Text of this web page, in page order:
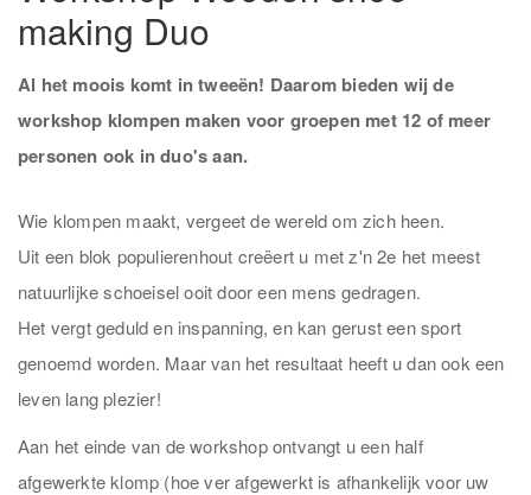
making Duo
Al het moois komt in tweeën! Daarom bieden wij de
workshop klompen maken voor groepen met 12 of meer
personen ook in duo's aan.
Wie klompen maakt, vergeet de wereld om zich heen.
Uit een blok populierenhout creëert u met z'n 2e het meest
natuurlijke schoeisel ooit door een mens gedragen.
Het vergt geduld en inspanning, en kan gerust een sport
genoemd worden. Maar van het resultaat heeft u dan ook een
leven lang plezier!
Aan het einde van de workshop ontvangt u een half
afgewerkte klomp (hoe ver afgewerkt is afhankelijk voor uw